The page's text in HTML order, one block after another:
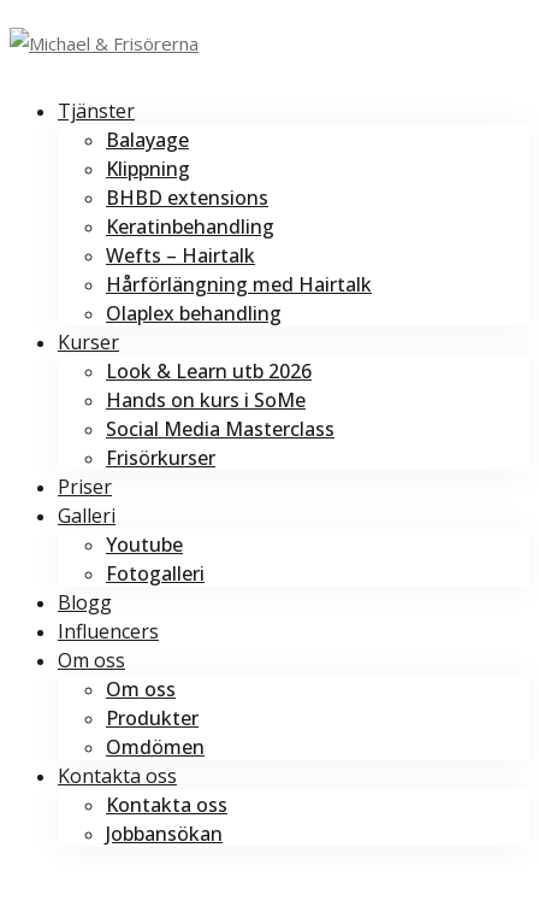
Tjänster
Balayage
Klippning
BHBD extensions
Keratinbehandling
Wefts – Hairtalk
Hårförlängning med Hairtalk
Olaplex behandling
Kurser
Look & Learn utb 2026
Hands on kurs i SoMe
Social Media Masterclass
Frisörkurser
Priser
Galleri
Youtube
Fotogalleri
Blogg
Influencers
Om oss
Om oss
Produkter
Omdömen
Kontakta oss
Kontakta oss
Jobbansökan